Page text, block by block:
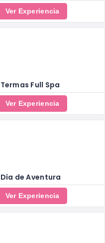
Ver Experiencia
Termas Full Spa
Ver Experiencia
Día de Aventura
Ver Experiencia